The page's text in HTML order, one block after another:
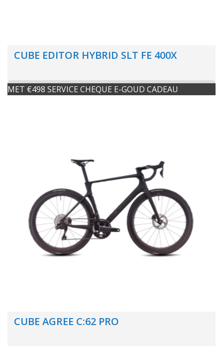
CUBE EDITOR HYBRID SLT FE 400X
MET €498 SERVICE CHEQUE E-GOUD CADEAU
CUBE AGREE C:62 PRO